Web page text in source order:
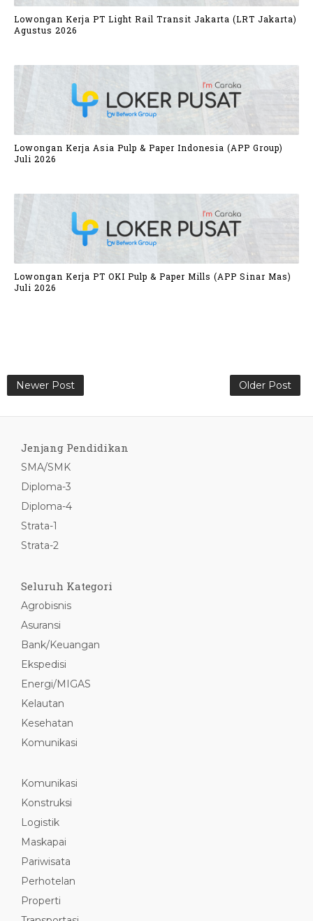
Lowongan Kerja PT Light Rail Transit Jakarta (LRT Jakarta)
Agustus 2026
Lowongan Kerja Asia Pulp & Paper Indonesia (APP Group)
Juli 2026
Lowongan Kerja PT OKI Pulp & Paper Mills (APP Sinar Mas)
Juli 2026
Newer Post Older Post
Jenjang Pendidikan
SMA/SMK
Diploma-3
Diploma-4
Strata-1
Strata-2
Seluruh Kategori
Agrobisnis
Asuransi
Bank/Keuangan
Ekspedisi
Energi/MIGAS
Kelautan
Kesehatan
Komunikasi
Komunikasi
Konstruksi
Logistik
Maskapai
Pariwisata
Perhotelan
Properti